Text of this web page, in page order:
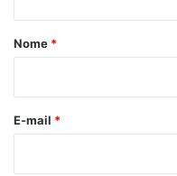
r
*
Nome *
E-mail *